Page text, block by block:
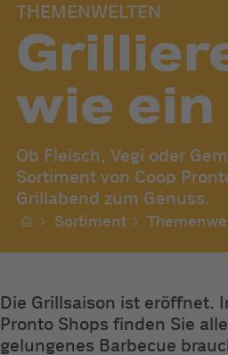
THEMENWELTEN
wie ein
Ob Fleisch, Vegi oder
Sortiment von Coop
Grillabend zum Genuss.
Sortiment
Die Grillsaison ist eröffnet.
Pronto Shops finden Sie
gelungenes Barbecue